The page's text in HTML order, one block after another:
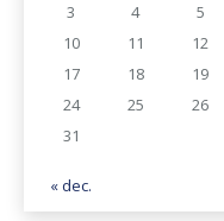
3
4 5
10
11 12
17
18 19
24
25 26
31
« dec.